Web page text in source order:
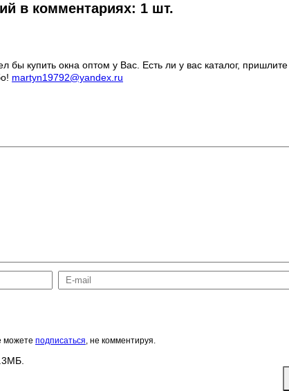
в комментариях: 1 шт.
купить окна оптом у Вас. Есть ли у вас каталог,
martyn19792@yandex.ru
можете подписаться, не комментируя.